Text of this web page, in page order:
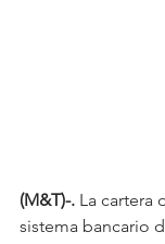
(M&T)-. La cartera
sistema bancario